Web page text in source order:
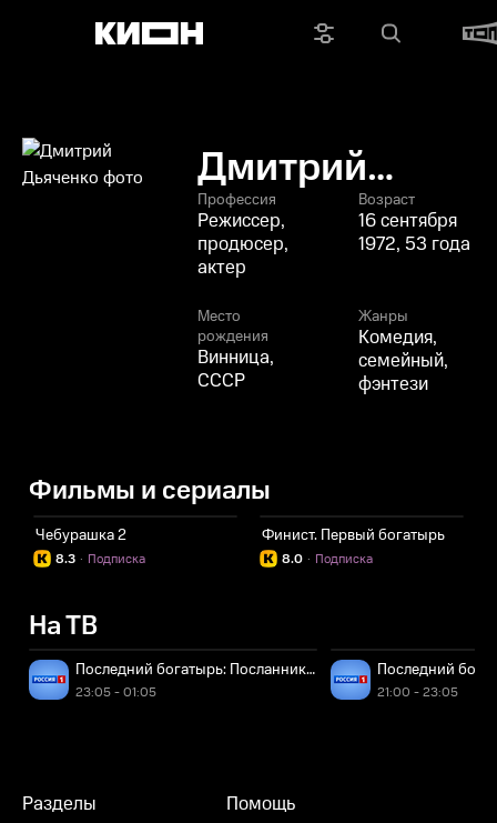
Дмитрий
Дьяченко
Профессия
Режиссер,
продюсер,
актер
Возраст
16 сентября
1972, 53 года
Место
рождения
Винница,
СССР
Жанры
Комедия,
семейный,
фэнтези
Фильмы и сериалы
Чебурашка 2
8.3 Подписка
·
Финист. Первый богатырь
8.0 Подписка
·
На ТВ
Последний богатырь: Посланник Тьмы
23:05 - 01:05
Последний
21:00 - 23:05
Разделы Помощь